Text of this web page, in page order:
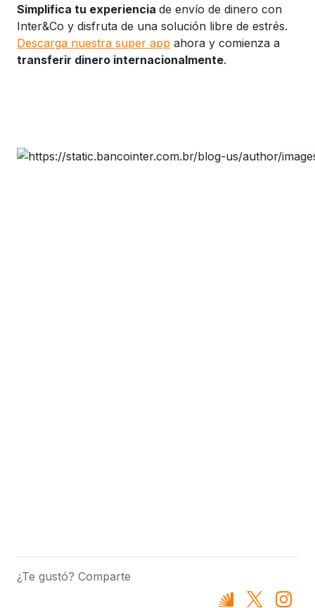
Simplifica tu experiencia de envío de dinero con
Inter&Co y disfruta de una solución libre de estrés.
Descarga nuestra super app ahora y comienza a
transferir dinero internacionalmente.
¿Te gustó? Comparte